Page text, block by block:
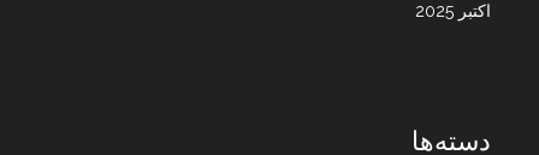
اکتبر 2025
دسته‌ها